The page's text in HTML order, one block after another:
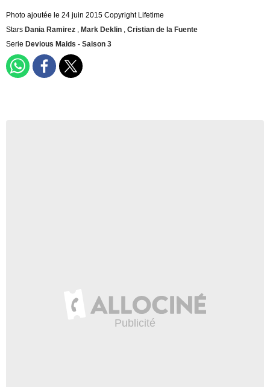
Photo ajoutée le 24 juin 2015 Copyright Lifetime
Stars Dania Ramirez , Mark Deklin , Cristian de la Fuente
Serie Devious Maids - Saison 3